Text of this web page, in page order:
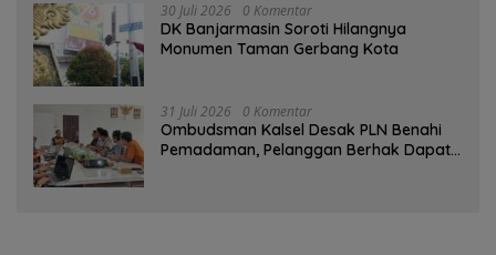
30 Juli 2026 0 Komentar
DK Banjarmasin Soroti Hilangnya
Monumen Taman Gerbang Kota
31 Juli 2026 0 Komentar
Ombudsman Kalsel Desak PLN Benahi
Pemadaman, Pelanggan Berhak Dapat